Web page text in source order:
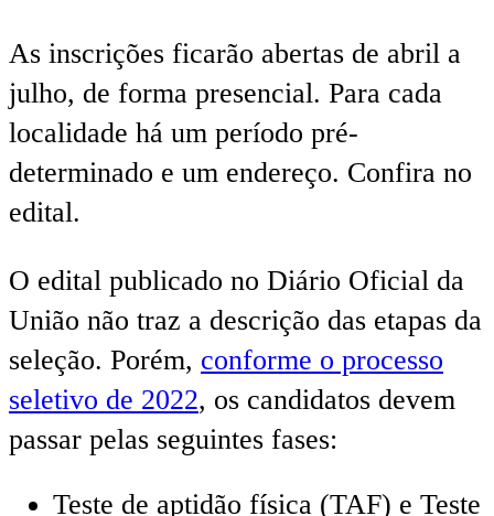
As inscrições ficarão abertas de abril a
julho, de forma presencial. Para cada
localidade há um período pré-
determinado e um endereço. Confira no
edital.
O edital publicado no Diário Oficial da
União não traz a descrição das etapas da
seleção. Porém, conforme o processo
seletivo de 2022, os candidatos devem
passar pelas seguintes fases:
Teste de aptidão física (TAF) e Teste